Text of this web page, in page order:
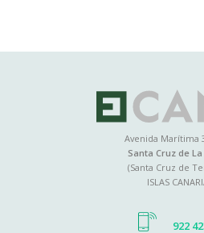
Avenida Marítima
Santa Cruz de
(Santa Cruz de
ISLAS
922